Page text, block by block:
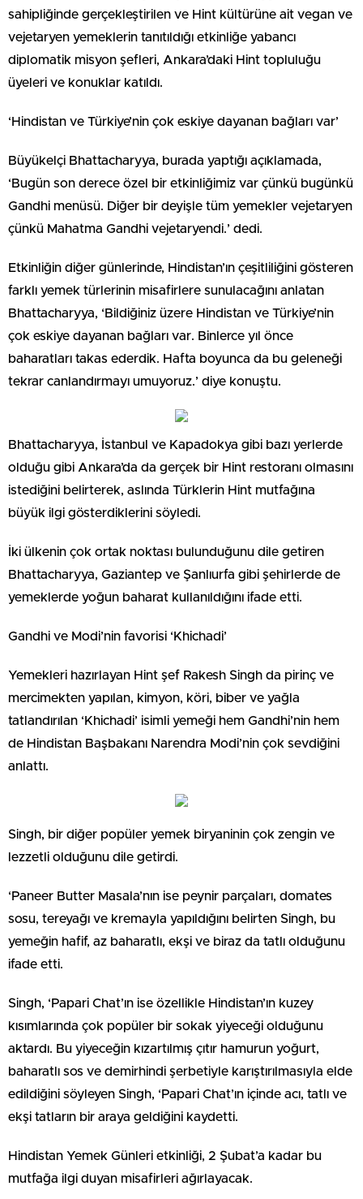
sahipliğinde gerçekleştirilen ve Hint kültürüne ait vegan ve
vejetaryen yemeklerin tanıtıldığı etkinliğe yabancı
diplomatik misyon şefleri, Ankara’daki Hint topluluğu
üyeleri ve konuklar katıldı.
‘Hindistan ve Türkiye’nin çok eskiye dayanan bağları var’
Büyükelçi Bhattacharyya, burada yaptığı açıklamada,
‘Bugün son derece özel bir etkinliğimiz var çünkü bugünkü
Gandhi menüsü. Diğer bir deyişle tüm yemekler vejetaryen
çünkü Mahatma Gandhi vejetaryendi.’ dedi.
Etkinliğin diğer günlerinde, Hindistan’ın çeşitliliğini gösteren
farklı yemek türlerinin misafirlere sunulacağını anlatan
Bhattacharyya, ‘Bildiğiniz üzere Hindistan ve Türkiye’nin
çok eskiye dayanan bağları var. Binlerce yıl önce
baharatları takas ederdik. Hafta boyunca da bu geleneği
tekrar canlandırmayı umuyoruz.’ diye konuştu.
Bhattacharyya, İstanbul ve Kapadokya gibi bazı yerlerde
olduğu gibi Ankara’da da gerçek bir Hint restoranı olmasını
istediğini belirterek, aslında Türklerin Hint mutfağına
büyük ilgi gösterdiklerini söyledi.
İki ülkenin çok ortak noktası bulunduğunu dile getiren
Bhattacharyya, Gaziantep ve Şanlıurfa gibi şehirlerde de
yemeklerde yoğun baharat kullanıldığını ifade etti.
Gandhi ve Modi’nin favorisi ‘Khichadi’
Yemekleri hazırlayan Hint şef Rakesh Singh da pirinç ve
mercimekten yapılan, kimyon, köri, biber ve yağla
tatlandırılan ‘Khichadi’ isimli yemeği hem Gandhi’nin hem
de Hindistan Başbakanı Narendra Modi’nin çok sevdiğini
anlattı.
Singh, bir diğer popüler yemek biryaninin çok zengin ve
lezzetli olduğunu dile getirdi.
‘Paneer Butter Masala’nın ise peynir parçaları, domates
sosu, tereyağı ve kremayla yapıldığını belirten Singh, bu
yemeğin hafif, az baharatlı, ekşi ve biraz da tatlı olduğunu
ifade etti.
Singh, ‘Papari Chat’ın ise özellikle Hindistan’ın kuzey
kısımlarında çok popüler bir sokak yiyeceği olduğunu
aktardı. Bu yiyeceğin kızartılmış çıtır hamurun yoğurt,
baharatlı sos ve demirhindi şerbetiyle karıştırılmasıyla elde
edildiğini söyleyen Singh, ‘Papari Chat’ın içinde acı, tatlı ve
ekşi tatların bir araya geldiğini kaydetti.
Hindistan Yemek Günleri etkinliği, 2 Şubat’a kadar bu
mutfağa ilgi duyan misafirleri ağırlayacak.